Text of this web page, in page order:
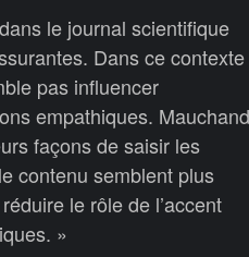
le journal scientifique
Dans ce contexte
pas influencer
empathiques. Mauchand
façons de saisir les
contenu semblent plus
le rôle de l’accent
»